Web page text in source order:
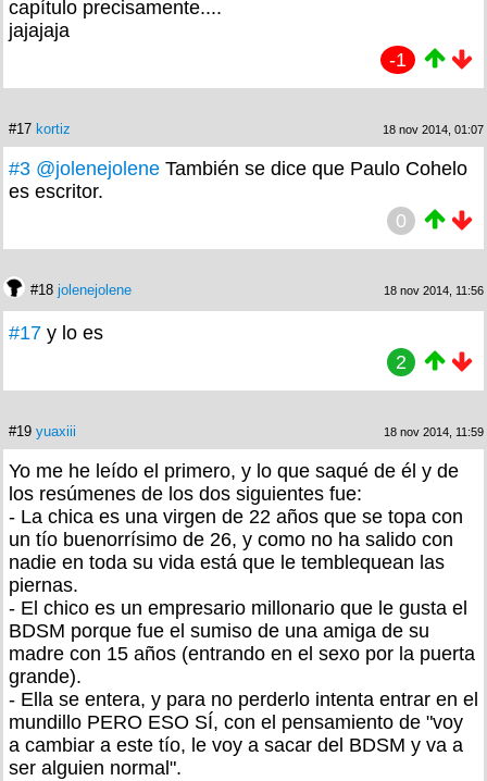
capítulo precisamente....
jajajaja
-1
#17 kortiz 18 nov 2014, 01:07
#3 @jolenejolene También se dice que Paulo Cohelo
es escritor.
0
#18 jolenejolene 18 nov 2014, 11:56
#17 y lo es
2
#19 yuaxiii 18 nov 2014, 11:59
Yo me he leído el primero, y lo que saqué de él y de
los resúmenes de los dos siguientes fue:
- La chica es una virgen de 22 años que se topa con
un tío buenorrísimo de 26, y como no ha salido con
nadie en toda su vida está que le temblequean las
piernas.
- El chico es un empresario millonario que le gusta el
BDSM porque fue el sumiso de una amiga de su
madre con 15 años (entrando en el sexo por la puerta
grande).
- Ella se entera, y para no perderlo intenta entrar en el
mundillo PERO ESO SÍ, con el pensamiento de "voy
a cambiar a este tío, le voy a sacar del BDSM y va a
ser alguien normal".